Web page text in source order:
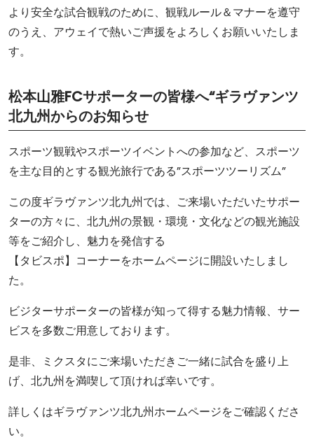
より安全な試合観戦のために、観戦ルール＆マナーを遵守
のうえ、アウェイで熱いご声援をよろしくお願いいたしま
す。
松本山雅FCサポーターの皆様へ“ギラヴァンツ
北九州からのお知らせ
スポーツ観戦やスポーツイベントへの参加など、スポーツ
を主な目的とする観光旅行である”スポーツツーリズム”
この度ギラヴァンツ北九州では、ご来場いただいたサポー
ターの方々に、北九州の景観・環境・文化などの観光施設
等をご紹介し、魅力を発信する
【タビスポ】コーナーをホームページに開設いたしまし
た。
ビジターサポーターの皆様が知って得する魅力情報、サー
ビスを多数ご用意しております。
是非、ミクスタにご来場いただきご一緒に試合を盛り上
げ、北九州を満喫して頂ければ幸いです。
詳しくはギラヴァンツ北九州ホームページをご確認くださ
い。